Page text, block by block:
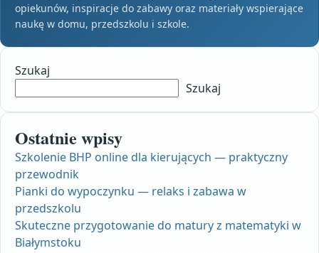
opiekunów, inspiracje do zabawy oraz materiały wspierające
naukę w domu, przedszkolu i szkole.
Szukaj
Szukaj
Ostatnie wpisy
Szkolenie BHP online dla kierujących — praktyczny
przewodnik
Pianki do wypoczynku — relaks i zabawa w
przedszkolu
Skuteczne przygotowanie do matury z matematyki w
Białymstoku